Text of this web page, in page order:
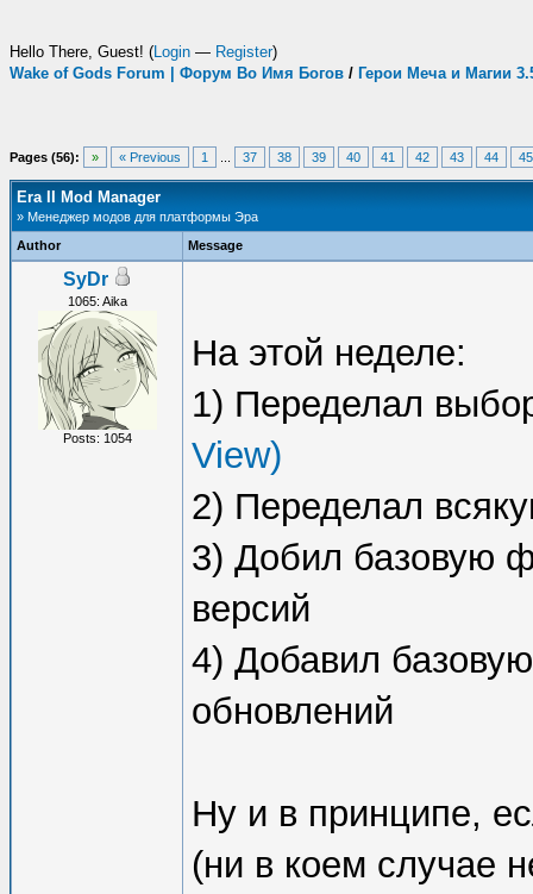
Hello There, Guest! (Login — Register)
Wake of Gods Forum | Форум Во Имя Богов / Герои Меча и Магии
Pages (56): » « Previous 1 37 38 39 40 41 42 43 44 45
Era II Mod Manager
» Менеджер модов для платформы Эра
Author
Message
SyDr
1065: Aika
Posts: 1054
На этой неделе:
1) Переделал
View)
2) Переделал
3) Добил базовую
версий
4) Добавил
обновлений
Ну и в принципе,
(ни в коем случае